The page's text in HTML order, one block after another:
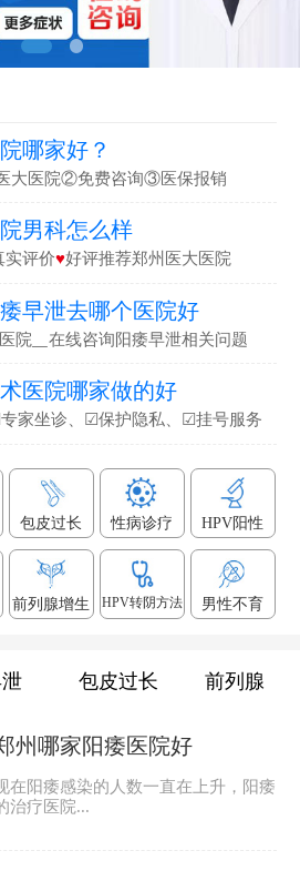
哪家好？
大医院②免费咨询③医保报销
男科怎么样
实评价♥好评推荐郑州医大医院
早泄去哪个医院好
院▁在线咨询阳痿早泄相关问题
医院哪家做的好
家坐诊、☑保护隐私、☑挂号服务
包皮过长 性病诊疗 HPV阳性
前列腺增生 HPV转阴方法 男性不育
包皮过长 前列腺
州哪家阳痿医院好
在阳痿感染的人数一直在上升，阳痿
治疗医院...